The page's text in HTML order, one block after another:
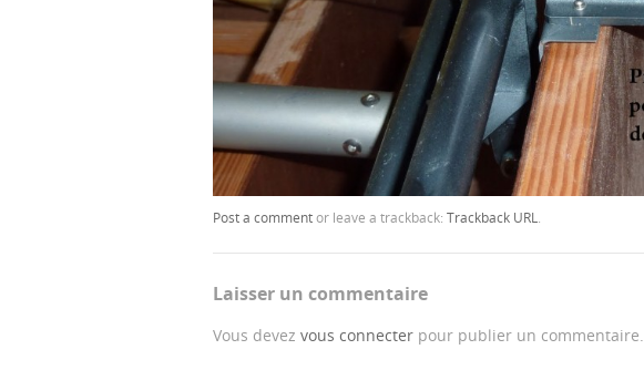
Post a commentor leave a trackback: Trackback URL.
Laisser un commentaire
Vous devez vous connecter pour publier un commentaire.